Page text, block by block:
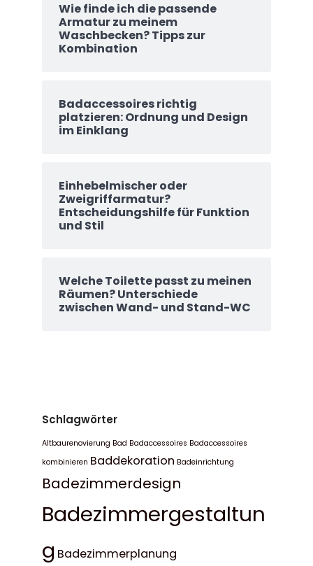
Wie finde ich die passende
Armatur zu meinem
Waschbecken? Tipps zur
Kombination
Badaccessoires richtig
platzieren: Ordnung und Design
im Einklang
Einhebelmischer oder
Zweigriffarmatur?
Entscheidungshilfe für Funktion
und Stil
Welche Toilette passt zu meinen
Räumen? Unterschiede
zwischen Wand- und Stand-WC
Schlagwörter
Altbaurenovierung Bad Badaccessoires Badaccessoires
kombinieren Baddekoration Badeinrichtung
Badezimmerdesign
Badezimmergestaltun
g Badezimmerplanung